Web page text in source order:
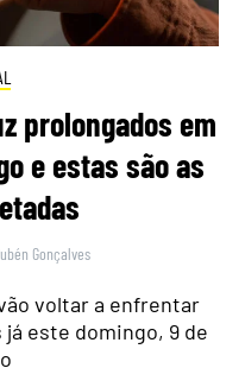
prolongados em
e estas são as
Gonçalves
voltar a enfrentar
este domingo, 9 de